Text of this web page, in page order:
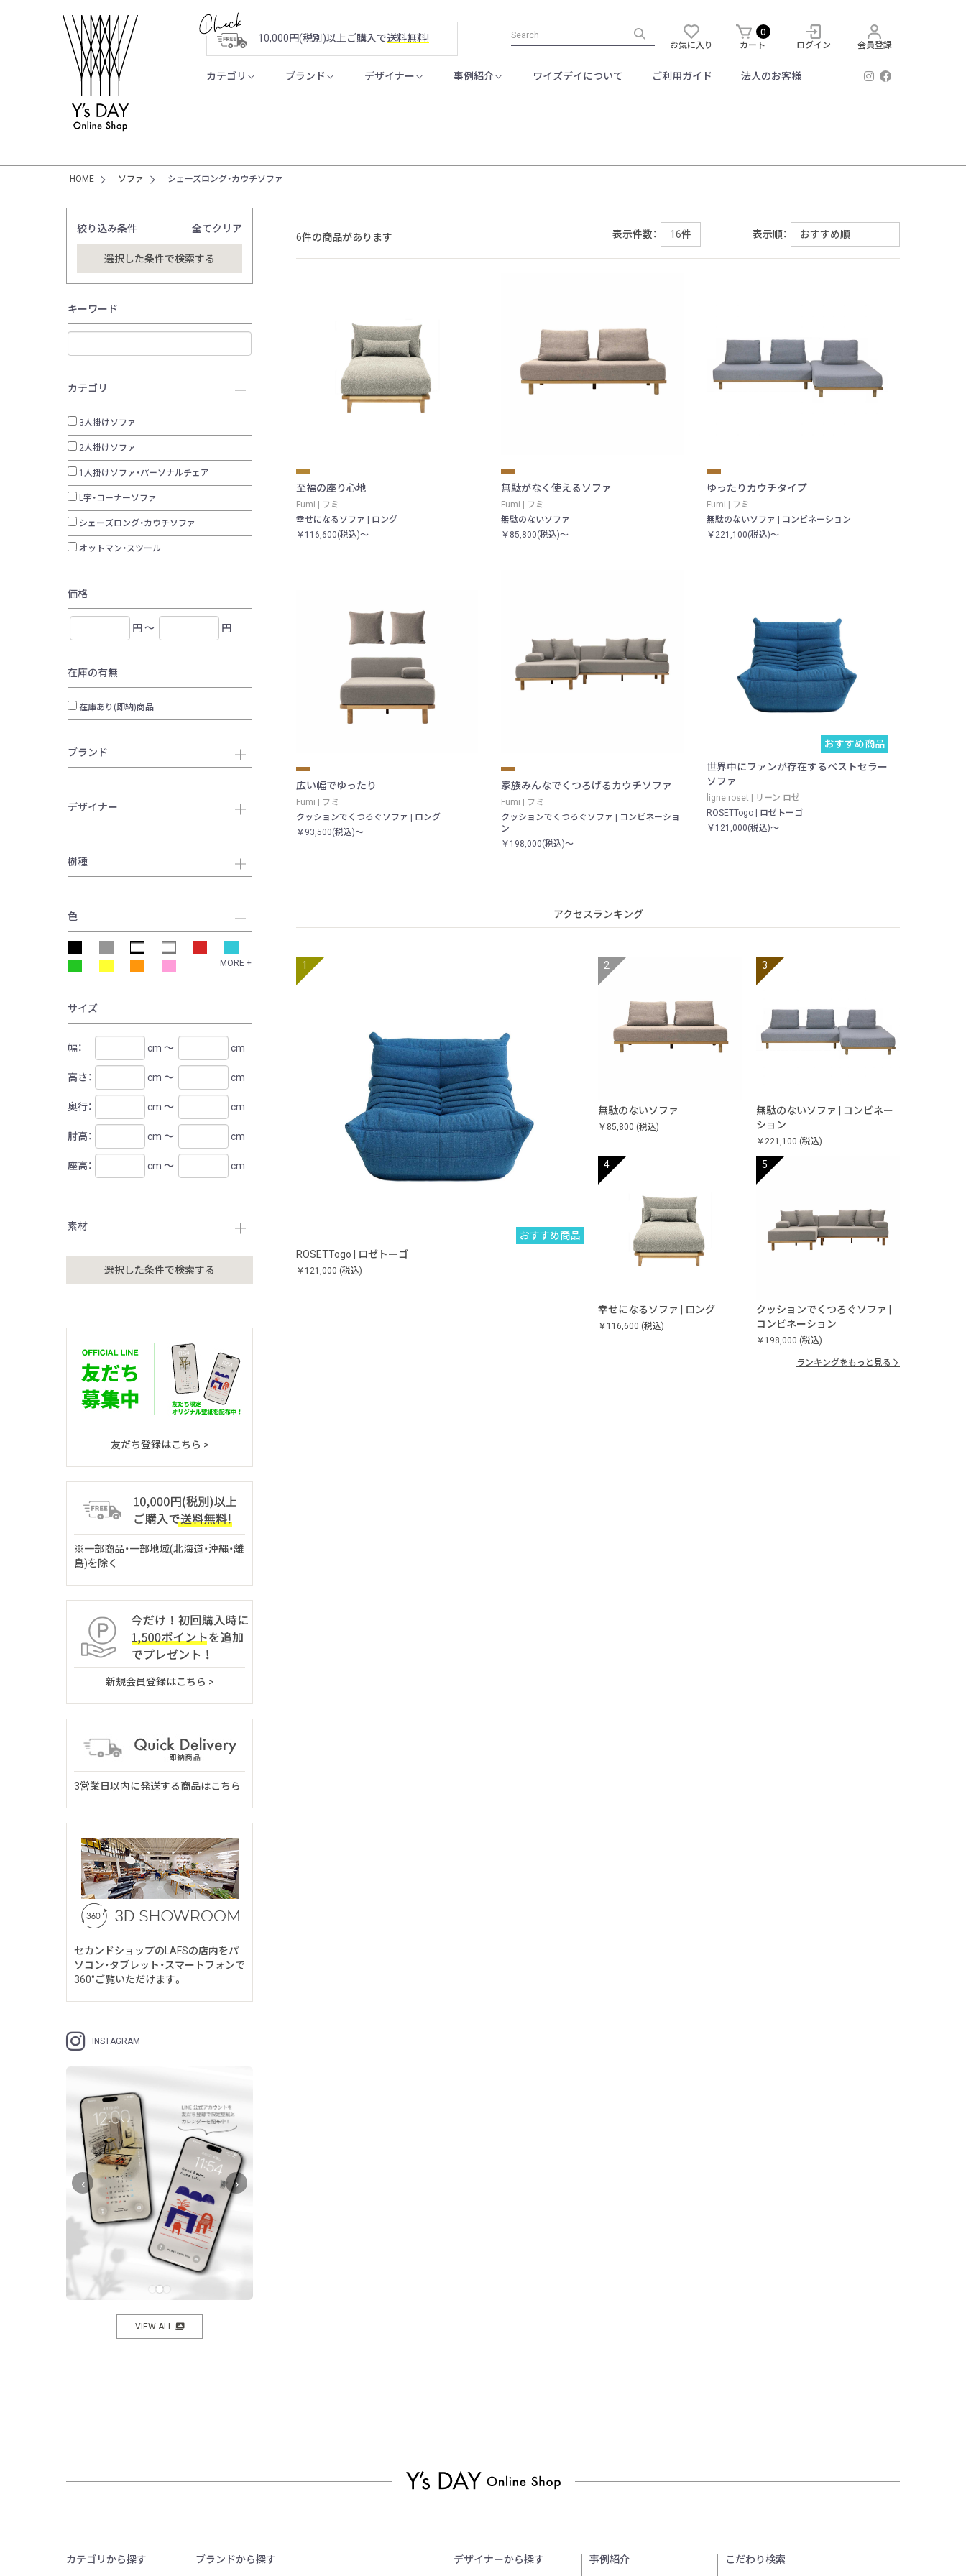
10,000円(税別)以上ご購入で送料無料!
お気に入り
0
カート ログイン 会員登録
カテゴリ ブランド デザイナー 事例紹介 ワイズデイについて ご利用ガイド 法人のお客様
HOME ソファ シェーズロング・カウチソファ
絞り込み条件 全てクリア
キーワード
カテゴリ
3人掛けソファ
2人掛けソファ
1人掛けソファ・パーソナルチェア
L字・コーナーソファ
シェーズロング・カウチソファ
オットマン・スツール
価格
円 ～ 円
在庫の有無
在庫あり(即納)商品
ブランド
デザイナー
樹種
色
MORE +
サイズ
幅： cm ～ cm
高さ： cm ～ cm
奥行： cm ～ cm
肘高： cm ～ cm
座高： cm ～ cm
素材
友だち登録はこちら >
※一部商品・一部地域(北海道・沖縄・離
島)を除く
新規会員登録はこちら >
3営業日以内に発送する商品はこちら
セカンドショップのLAFSの店内をパ
ソコン・タブレット・スマートフォンで
360°ご覧いただけます。
INSTAGRAM
‹ ›
VIEW ALL
6件の商品があります 表示件数： 表示順：
至福の座り心地
Fumi | フミ
幸せになるソファ | ロング
￥116,600(税込)～
無駄がなく使えるソファ
Fumi | フミ
無駄のないソファ
￥85,800(税込)～
ゆったりカウチタイプ
Fumi | フミ
無駄のないソファ | コンビネーション
￥221,100(税込)～
広い幅でゆったり
Fumi | フミ
クッションでくつろぐソファ | ロング
￥93,500(税込)～
家族みんなでくつろげるカウチソファ
Fumi | フミ
クッションでくつろぐソファ | コンビネーショ
ン
￥198,000(税込)～
おすすめ商品
世界中にファンが存在するベストセラー
ソファ
ligne roset | リーン ロゼ
ROSETTogo | ロゼトーゴ
￥121,000(税込)～
アクセスランキング
おすすめ商品
ROSETTogo | ロゼトーゴ
￥121,000 (税込)
無駄のないソファ
￥85,800 (税込)
無駄のないソファ | コンビネー
ション
￥221,100 (税込)
幸せになるソファ | ロング
￥116,600 (税込)
クッションでくつろぐソファ |
コンビネーション
￥198,000 (税込)
ランキングをもっと見る
カテゴリから探す ブランドから探す デザイナーから探す 事例紹介 こだわり検索